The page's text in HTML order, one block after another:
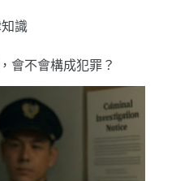
識
會不會構成犯罪？